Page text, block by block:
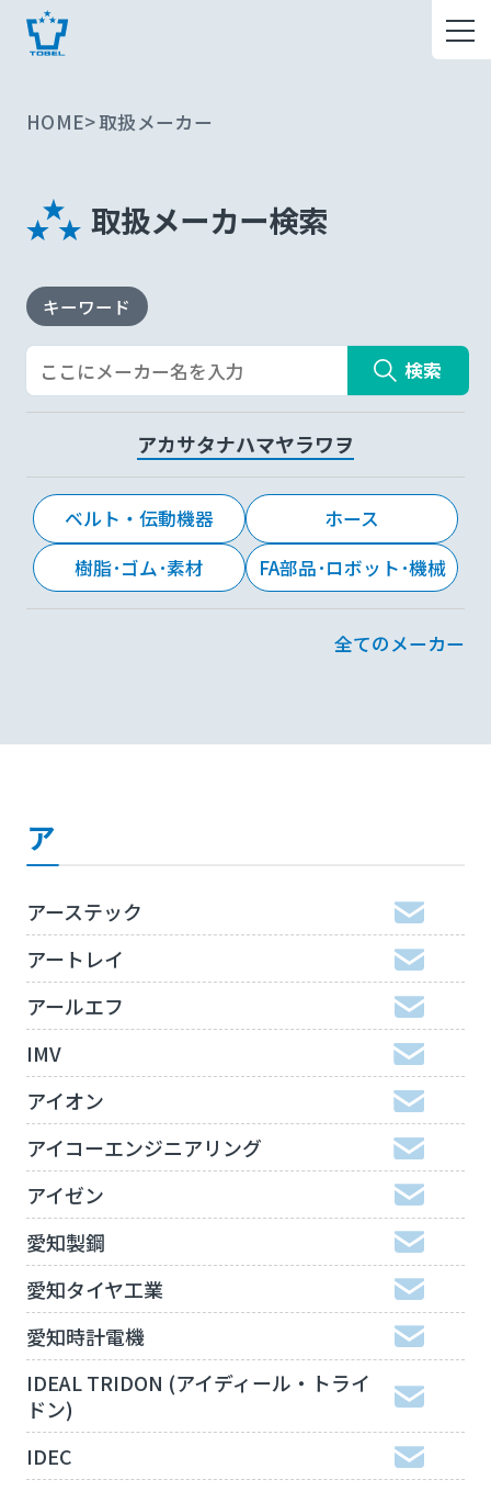
HOME 取扱メーカー
取扱メーカー検索
キーワード
検索
アカサタナハマヤラワヲ
ベルト・伝動機器
ホース
樹脂･ゴム･素材
FA部品･ロボット･機械
全てのメーカー
ア
アーステック
アートレイ
アールエフ
IMV
アイオン
アイコーエンジニアリング
アイゼン
愛知製鋼
愛知タイヤ工業
愛知時計電機
IDEAL TRIDON (アイディール・トライ
ドン)
IDEC